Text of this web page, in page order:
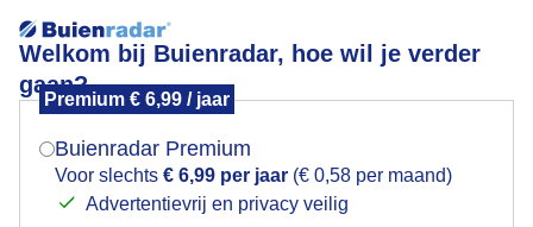
Welkom bij Buienradar, hoe wil je verder
gaan?
Premium € 6,99 / jaar
Buienradar Premium
Voor slechts € 6,99 per jaar (€ 0,58 per maand)
Advertentievrij en privacy veilig
soms wat meer bewolking vanmiddag maar
Mogen we je locatie gebruiken voor het